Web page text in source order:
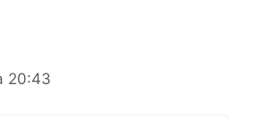
20:43